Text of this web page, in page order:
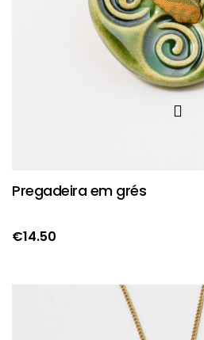
Pregadeira em grés
€14.50